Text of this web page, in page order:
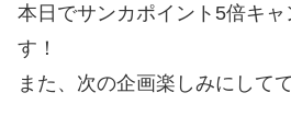
本日でサンカポイント5倍キ
す！
また、次の企画楽しみにして